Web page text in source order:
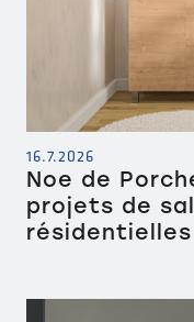
16.7.2026
Noe de
projets de
résidentielles